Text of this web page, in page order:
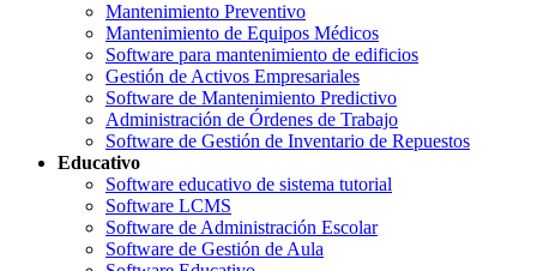
Mantenimiento Preventivo
Mantenimiento de Equipos Médicos
Software para mantenimiento de edificios
Gestión de Activos Empresariales
Software de Mantenimiento Predictivo
Administración de Órdenes de Trabajo
Software de Gestión de Inventario de Repuestos
Educativo
Software educativo de sistema tutorial
Software LCMS
Software de Administración Escolar
Software de Gestión de Aula